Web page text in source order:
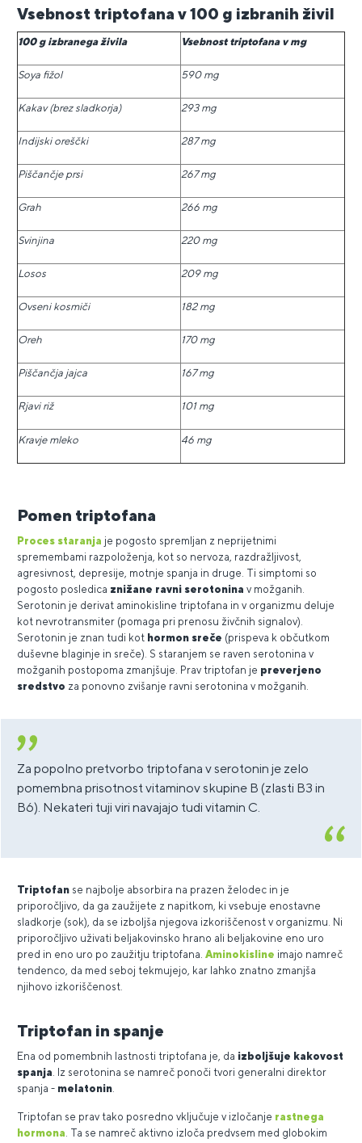
Vsebnost triptofana v 100 g izbranih živil
100 g izbranega živila Vsebnost triptofana v mg
Soya fižol 590 mg
Kakav (brez sladkorja) 293 mg
Indijski oreščki 287 mg
Piščančje prsi 267 mg
Grah 266 mg
Svinjina 220 mg
Losos 209 mg
Ovseni kosmiči 182 mg
Oreh 170 mg
Piščančja jajca 167 mg
Rjavi riž 101 mg
Kravje mleko 46 mg
Pomen triptofana
Proces staranja je pogosto spremljan z neprijetnimi
spremembami razpoloženja, kot so nervoza, razdražljivost,
agresivnost, depresije, motnje spanja in druge. Ti simptomi so
pogosto posledica znižane ravni serotonina v možganih.
Serotonin je derivat aminokisline triptofana in v organizmu deluje
kot nevrotransmiter (pomaga pri prenosu živčnih signalov).
Serotonin je znan tudi kot hormon sreče (prispeva k občutkom
duševne blaginje in sreče). S staranjem se raven serotonina v
možganih postopoma zmanjšuje. Prav triptofan je preverjeno
sredstvo za ponovno zvišanje ravni serotonina v možganih.
Za popolno pretvorbo triptofana v serotonin je zelo
pomembna prisotnost vitaminov skupine B (zlasti B3 in
B6). Nekateri tuji viri navajajo tudi vitamin C.
Triptofan se najbolje absorbira na prazen želodec in je
priporočljivo, da ga zaužijete z napitkom, ki vsebuje enostavne
sladkorje (sok), da se izboljša njegova izkoriščenost v organizmu. Ni
priporočljivo uživati beljakovinsko hrano ali beljakovine eno uro
pred in eno uro po zaužitju triptofana. Aminokisline imajo namreč
tendenco, da med seboj tekmujejo, kar lahko znatno zmanjša
njihovo izkoriščenost.
Triptofan in spanje
Ena od pomembnih lastnosti triptofana je, da izboljšuje kakovost
spanja . Iz serotonina se namreč ponoči tvori generalni direktor
spanja - melatonin
Triptofan se prav tako posredno vključuje v izločanje rastnega
hormona . Ta se namreč aktivno izloča predvsem med globokim